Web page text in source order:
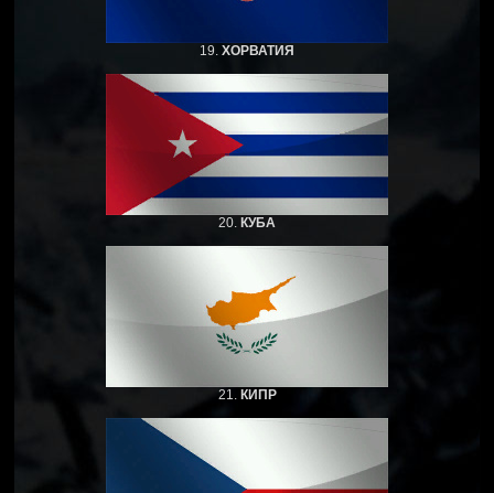
19. ХОРВАТИЯ
20. КУБА
21. КИПР